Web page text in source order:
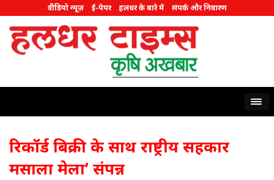
वीडियो न्यूज़ ई-पेपर हलधर के बारे में संपर्क और निवारण
रिकॉर्ड बिक्री के साथ राष्ट्रीय सहकार
मसाला मेला’ संपन्न